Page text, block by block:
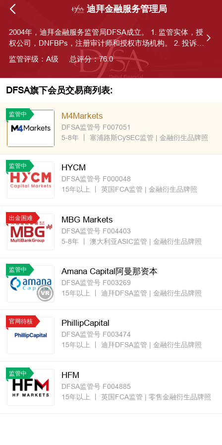
迪拜金融服务管理局
2004年，迪拜金融服务监管局DFSA成立。 1. 监管实体，授
权公司，DNFBPs，注册审计师和授权市场机构。 2. 投诉纠
纷处理，先投诉至外汇交易平台；不满意的话，可投诉至迪
拜DFSA；投诉不收费。
监管评级：A级 总评分：76.0
DFSA旗下会员交易商列表:
监管中 M4Markets
DFSA监管号 F007051
5-8年
塞浦路斯CySEC监管 | 金融衍生品牌照
监管中 HYCM
DFSA监管号 F000048
15年以上 丨英国FCA监管 | 金融衍生品牌照
出金困难 MBG Markets
DFSA监管号 F004403
5-8年 丨澳大利亚ASIC监管 | 金融衍生品牌照
监管中 Amana Capital阿曼那资本
DFSA监管号 F003269
15年以上
丨迪拜DFSA监管 | 金融衍生品牌照
官网待核 PhillipCapital
DFSA监管号 F003474
15年以上 丨迪拜DFSA监管 | 金融衍生品牌照
监管中 HFM
DFSA监管号 F004885
15年以上
丨英国FCA监管 | 零售金融衍生品牌照